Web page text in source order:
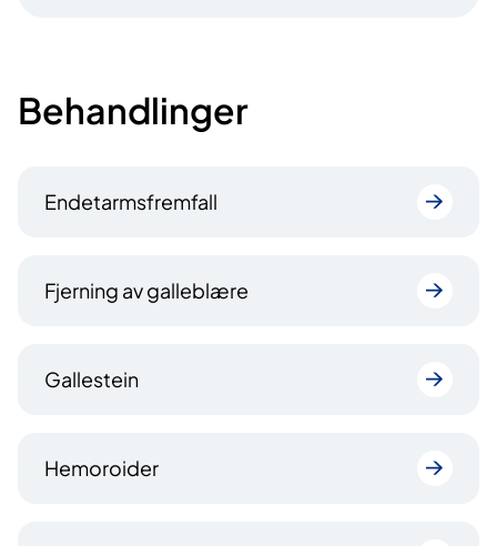
Behandlinger
Endetarmsfremfall
Fjerning av galleblære
Gallestein
Hemoroider